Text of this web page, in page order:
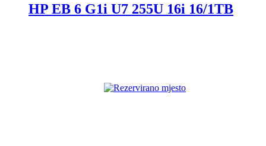
HP EB 6 G1i U7 255U 16i 16/1TB